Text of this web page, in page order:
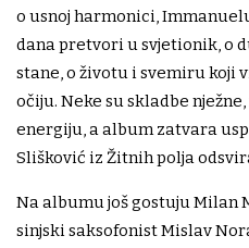
o usnoj harmonici,
dana pretvori u svjetionik, o
stane, o životu i svemiru koji
očiju. Neke su skladbe
energiju, a album zatvara
Slišković iz Žitnih polja
Na albumu još gostuju Milan
sinjski saksofonist Mislav